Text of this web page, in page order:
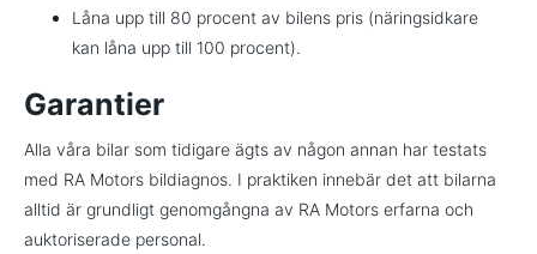
Låna upp till 80 procent av bilens pris (näringsidkare
kan låna upp till 100 procent).
Garantier
Alla våra bilar som tidigare ägts av någon annan har testats
med RA Motors bildiagnos. I praktiken innebär det att bilarna
alltid är grundligt genomgångna av RA Motors erfarna och
auktoriserade personal.